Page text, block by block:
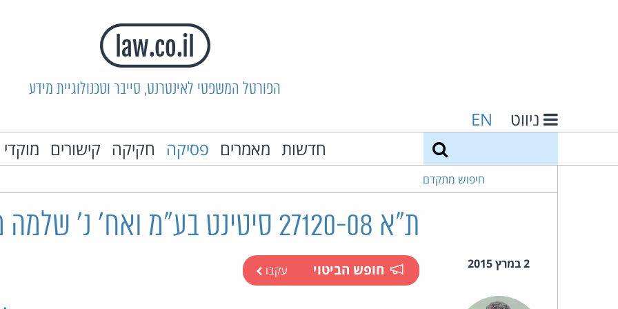
הפורטל המשפטי לאינטרנט, סייבר וטכנולוגיית מידע
ניווט EN
חדשות מאמרים פסיקה חקיקה קישורים
חיפוש מתקדם
ת"א 27120-08 סיטינט בע"מ ואח' נ' שלמה מן ואח'
2 במרץ 2015 חופש הביטוי עקבו